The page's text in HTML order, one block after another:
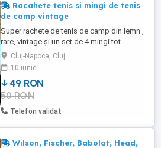
Racahete tenis si mingi de tenis
de camp vintage
Super rachete de tenis de camp din lemn ,
rare, vintage și un set de 4 mingi tot
vintage de la Dunlop!
Cluj-Napoca, Cluj
10 iunie
49 RON
50 RON
Telefon validat
Wilson, Fischer, Babolat, Head,